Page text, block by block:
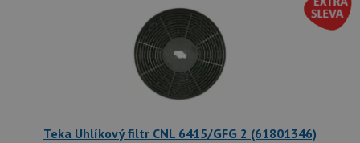
Teka Uhlíkový filtr CNL 6415/GFG 2 (61801346)